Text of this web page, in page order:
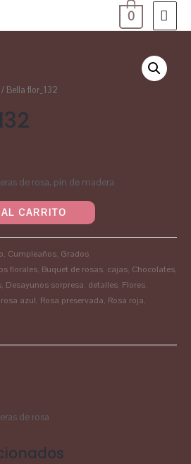
0
/ Bella flor_132
de rosa, pin de madera
CARRITO
, Cumpleaños, Grados
florales, Buquet de rosas, cajas, Chocolates,
, Desayunos sorpresa, detalles, Flores,
rosa azul, Rosa preservada, Rosa roja,
de rosa